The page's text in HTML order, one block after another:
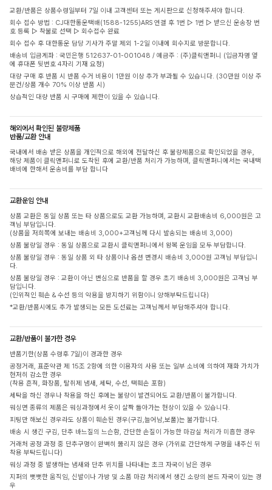
교환/반품은 상품수령일부터 7일 이내 고객센터 또는 게시판으로 신청해주셔야 합니다.
회수 접수 방법 : CJ대한통운택배(1588-1255)ARS 연결 후 1번 ▷ 1번 ▷ 받으신 운송장 번
호 등록 ▷ 착불로 선택 ▷ 회수접수 완료
회수 접수 후 대한통운 담당 기사가 주말 제외 1-2일 이내에 회수지로 방문합니다.
배송비 입금계좌 : 국민은행 512637-01-001048 / 예금주 : (주)클릭앤퍼니 (입금자명 옆
에 휴대폰 뒷번호 4자리 기재 요청)
대량 구매 후 반품 시 반품 수거 비용이 1만원 이상 추가 부과될 수 있습니다. (30만원 이상 주
문건/상품 개수 70% 이상 반품 시)
상습적인 대량 반품 시 구매에 제한이 있을 수 있습니다.
해외에서 확인된 불량제품
반품/교환 안내
국내에서 배송 받은 상품을 개인적으로 해외에 전달하신 후 불량제품으로 확인되었을 경우,
해당 제품이 클릭앤퍼니로 도착된 후에 교환/반품 처리가 가능하며, 클릭앤퍼니에서는 국내택
배비에 한해서 운송비를 부담 합니다
교환운임 안내
상품 교환은 동일 상품 또는 타 상품으로도 교환 가능하며, 교환시 교환배송비 6,000원은 고
객님 부담입니다.
(상품을 저희쪽에 보내는 배송비 3,000+고객님께 다시 발송되는 배송비 3,000)
상품 불량일 경우 : 동일 상품으로 교환시 클릭앤퍼니에서 왕복 운임을 모두 부담합니다.
상품 불량일 경우 : 동일 상품 외 타 상품이나 옵션 변경시 배송비 3,000원 고객님 부담입니
다.
상품 불량일 경우 : 교환이 아닌 변심으로 반품을 할 경우 초기 배송비 3,000원은 고객님 부
담입니다.
(인위적인 훼손 & 수선 등의 악용을 방지하기 위함이니 양해부탁드립니다)
*교환/반품시에도 추가 발생되는 모든 도선료는 고객님께서 부담해주셔야 합니다.
교환/반품이 불가한 경우
반품기한(상품 수령후 7일)이 경과한 경우
공정거래, 표준약관 제 15조 2항에 의한 이용자의 사용 또는 일부 소비에 의하여 재화 가치가
현저히 감소한 경우
(착용 흔적, 화장품, 탈취제 냄새, 세탁, 수선, 택훼손 포함)
세탁을 하신 경우나 착용을 하신 후에는 불량이 발견되어도 교환/반품이 불가합니다.
워싱면 종류의 제품은 워싱과정에서 옷이 살짝 돌아가는 현상이 있을 수 있습니다.
피팅만 해보신 경우라도 상품이 훼손된 경우(구김,늘어남,보풀)는 불가합니다.
배송 시 생긴 구김, 단추 바느질의 느슨함, 간단한 손질이 가능한 마감실 처리가 미흡한 경우
거래처 공정 과정 중 단추구멍이 완벽히 뚫리지 않은 경우 (가위로 간단하게 구멍을 내주신 뒤
착용 부탁드립니다)
워싱 과정 중 발생하는 냄새와 단추 위치를 나타내는 초크 자국이 남은 경우
지퍼의 뻣뻣한 움직임, 신발이나 가방 및 소품 마감 처리에서 생긴 소량의 본드 자국이 있는 경
우